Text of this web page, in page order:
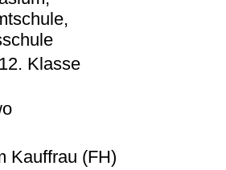
Klasse
Kauffrau (FH)